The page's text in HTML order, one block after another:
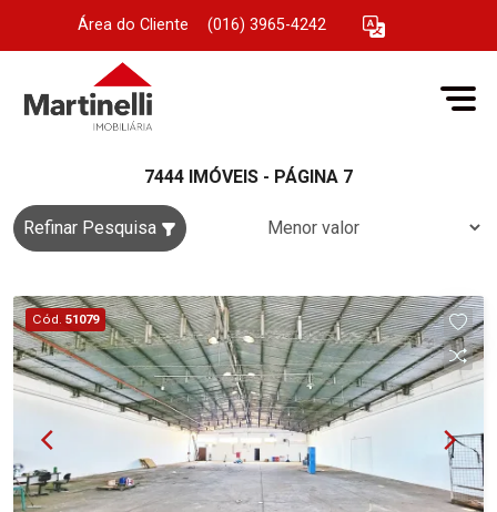
Área do Cliente (016) 3965-4242
7444 IMÓVEIS - PÁGINA 7
Refinar Pesquisa
Cód. 51079